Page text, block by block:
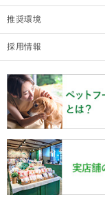
推奨環境
採用情報